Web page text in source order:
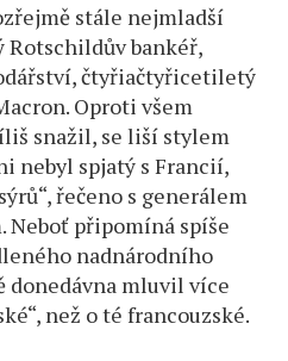
stále nejmladší
Rotschildův bankéř,
čtyřiačtyřicetiletý
Oproti všem
snažil, se liší stylem
nebyl spjatý s Francií,
řečeno s generálem
Neboť připomíná spíše
nadnárodního
donedávna mluvil více
než o té francouzské.